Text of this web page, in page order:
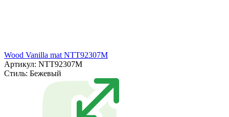
Wood Vanilla mat NTT92307M
Артикул: NTT92307M
Стиль: Бежевый